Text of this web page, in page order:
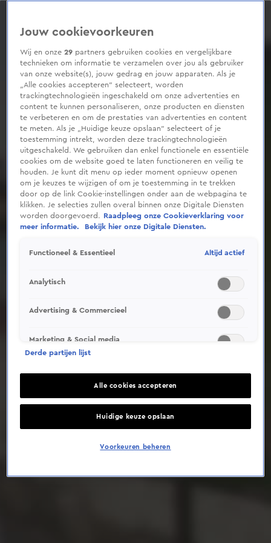
0
second
Deze video is niet beschikbaar op je huidige locatie
Jouw cookievoorkeuren
Wij en onze29 partners gebruiken cookies en vergelijkbare
technieken om informatie te verzamelen over jou als gebruiker
van onze website(s), jouw gedrag en jouw apparaten. Als je
„Alle cookies accepteren” selecteert, worden
trackingtechnologieën ingeschakeld om onze advertenties en
content te kunnen personaliseren, onze producten en diensten
te verbeteren en om de prestaties van advertenties en content
te meten. Als je „Huidige keuze opslaan” selecteert of je
toestemming intrekt, worden deze trackingtechnologieën
uitgeschakeld. We gebruiken dan enkel functionele en essentiële
cookies om de website goed te laten functioneren en veilig te
houden. Je kunt dit menu op ieder moment opnieuw openen
om je keuzes te wijzigen of om je toestemming in te trekken
door op de link Cookie-instellingen onder aan de webpagina te
klikken. Je selecties zullen overal binnen onze Digitale Diensten
worden doorgevoerd.
Raadpleeg onze Cookieverklaring voor
meer informatie.
Bekijk hier onze Digitale Diensten.
Functioneel & Essentieel Altijd actief
Analytisch
Advertising & Commercieel
Marketing & Social media
Derde partijen lijst
Alle cookies accepteren
Huidige keuze opslaan
Voorkeuren beheren